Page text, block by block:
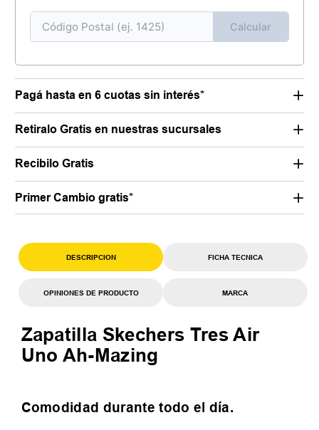
Calcular
Pagá hasta en 6 cuotas sin interés*
Retiralo Gratis en nuestras sucursales
Recibilo Gratis
Primer Cambio gratis*
DESCRIPCION FICHA TECNICA
OPINIONES DE PRODUCTO MARCA
Zapatilla Skechers Tres Air
Uno Ah-Mazing
Comodidad durante todo el día.